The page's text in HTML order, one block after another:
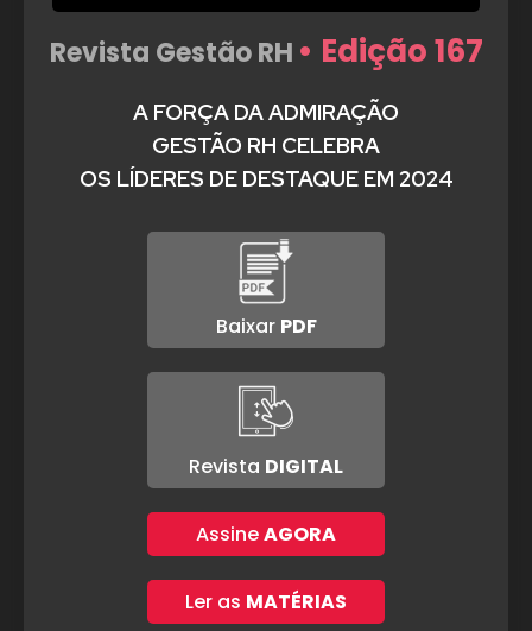
Revista Gestão RH • Edição 167
A FORÇA DA ADMIRAÇÃO
GESTÃO RH CELEBRA
OS LÍDERES DE DESTAQUE EM 2024
Baixar PDF
Revista DIGITAL
AssineAGORA
Ler as MATÉRIAS